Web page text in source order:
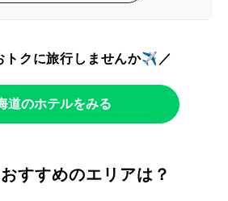
トクに旅行しませんか✈️／
道のホテルをみる
すすめのエリアは？